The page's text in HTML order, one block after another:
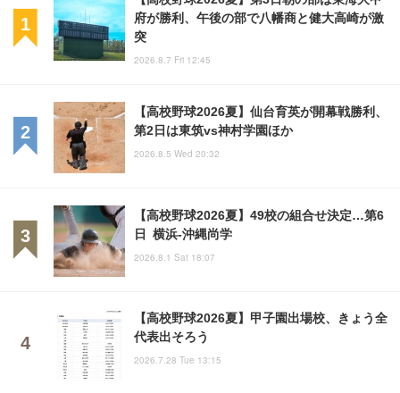
府が勝利、午後の部で八幡商と健大高崎が激
突
2026.8.7 Fri 12:45
【高校野球2026夏】仙台育英が開幕戦勝利、
第2日は東筑vs神村学園ほか
2026.8.5 Wed 20:32
【高校野球2026夏】49校の組合せ決定…第6
日 横浜-沖縄尚学
2026.8.1 Sat 18:07
【高校野球2026夏】甲子園出場校、きょう全
代表出そろう
2026.7.28 Tue 13:15